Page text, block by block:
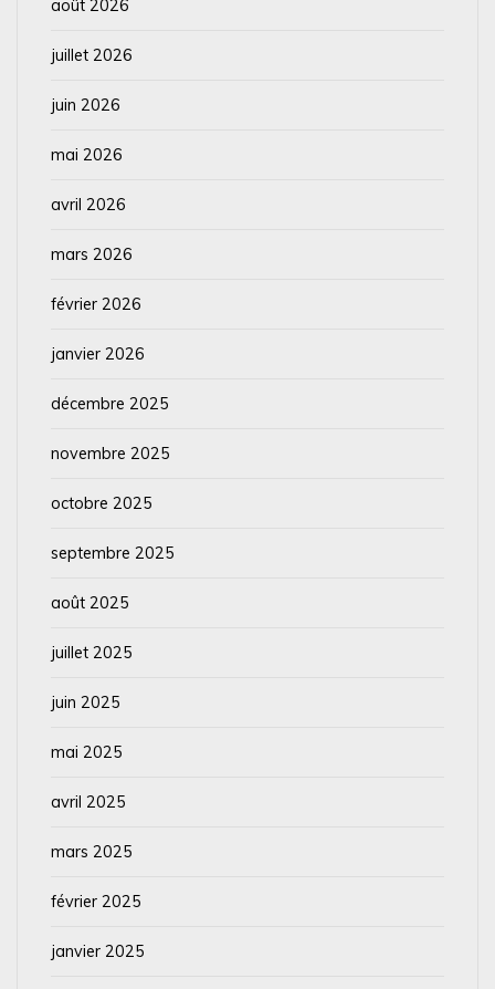
août 2026
juillet 2026
juin 2026
mai 2026
avril 2026
mars 2026
février 2026
janvier 2026
décembre 2025
novembre 2025
octobre 2025
septembre 2025
août 2025
juillet 2025
juin 2025
mai 2025
avril 2025
mars 2025
février 2025
janvier 2025